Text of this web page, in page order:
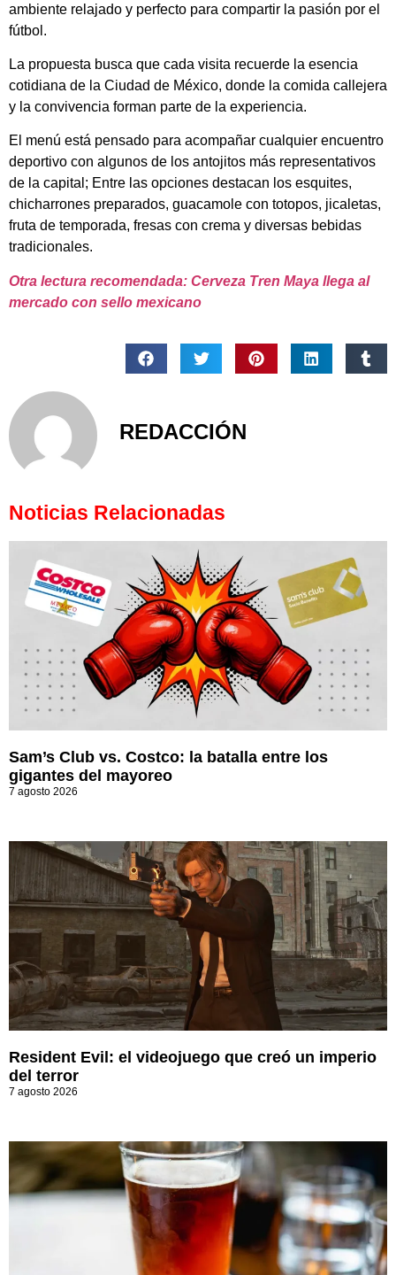
ambiente relajado y perfecto para compartir la pasión por el
fútbol.
La propuesta busca que cada visita recuerde la esencia
cotidiana de la Ciudad de México, donde la comida callejera
y la convivencia forman parte de la experiencia.
El menú está pensado para acompañar cualquier encuentro
deportivo con algunos de los antojitos más representativos
de la capital; Entre las opciones destacan los esquites,
chicharrones preparados, guacamole con totopos, jicaletas,
fruta de temporada, fresas con crema y diversas bebidas
tradicionales.
Otra lectura recomendada: Cerveza Tren Maya llega al
mercado con sello mexicano
REDACCIÓN
Noticias Relacionadas
Sam’s Club vs. Costco: la batalla entre los
gigantes del mayoreo
7 agosto 2026
Resident Evil: el videojuego que creó un imperio
del terror
7 agosto 2026